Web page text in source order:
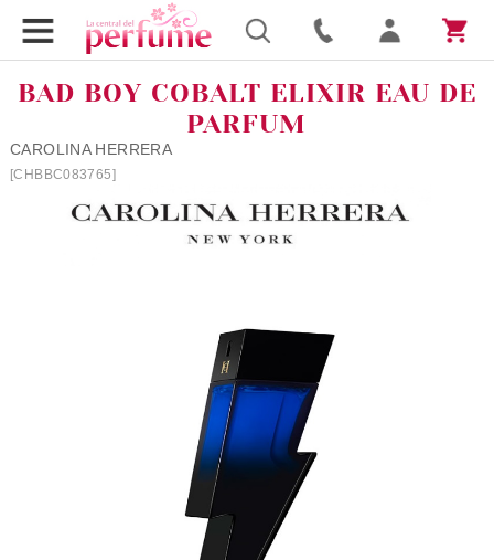
BAD BOY COBALT ELIXIR EAU DE
PARFUM
CAROLINA HERRERA
[CHBBC083765]